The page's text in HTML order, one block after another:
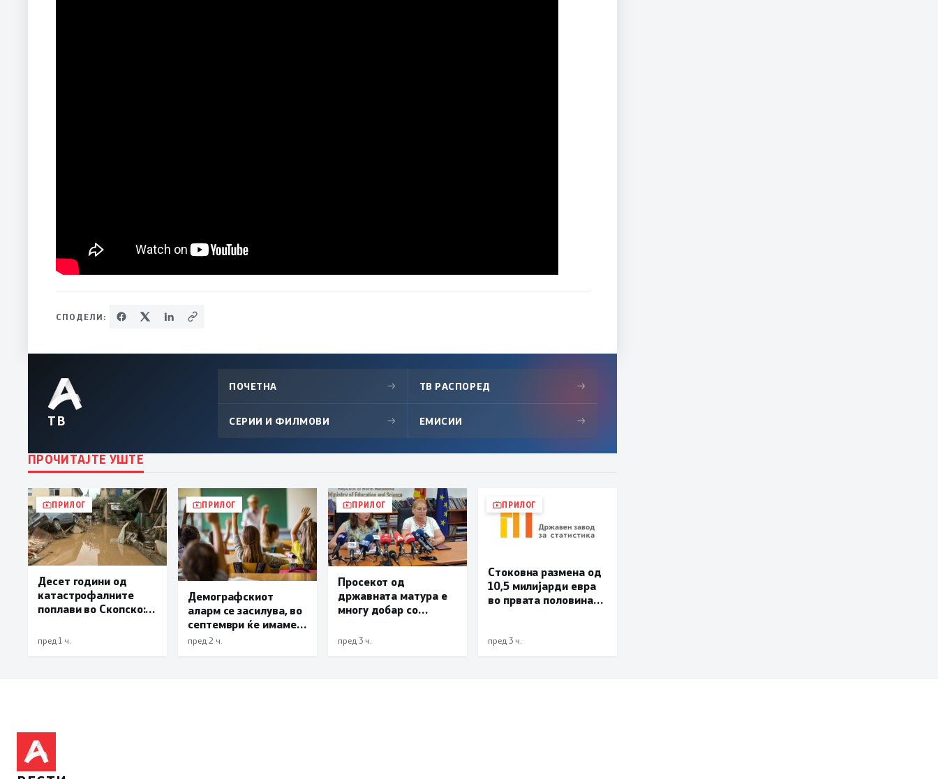
СПОДЕЛИ:
ТВ
ПОЧЕТНА → ТВ РАСПОРЕД →
СЕРИИ И ФИЛМОВИ → ЕМИСИИ →
ПРОЧИТАЈТЕ УШТЕ
ПРИЛОГ
Десет години од
катастрофалните
поплави во Скопско:
22 лица
пред 1 ч.
ПРИЛОГ
Демографскиот
аларм се засилува, во
септември ќе имаме
најмалку 3.000
пред 2 ч.
ПРИЛОГ
Просекот од
државната матура е
многу добар со
пред 3 ч.
ПРИЛОГ
Стоковна размена од
10,5 милијарди евра
во првата половина
зголемува извозот
пред 3 ч.